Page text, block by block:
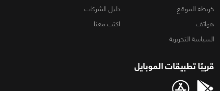
خريطة الموقع
دليل الشركات
هواتف
اكتب معنا
السياسة التحريرية
قريبًا تطبيقات الموبايل